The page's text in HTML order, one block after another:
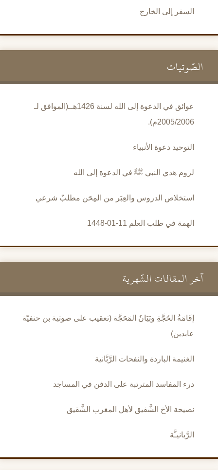
السفر إلى الخارج
الصَّوتيات
عوائق في الدعوة إلى الله لسنة 1426هــ(الموافق لـ
2005/2006م).
التوحيد دعوة الأنبياء
لزوم هدي النبي ﷺ في الدعوة إلى الله
استخلاص الدروس والعِبَر من المِحَن مطلبٌ شرعي
الهمة في طلب العلم 11-01-1448
آخر المقالات الشَّهرية
إقَامَةُ الحُجَّةِ وبَيَانُ المَحَجَّة (تعقيب على صوتية بن حنفيّة
عابدين)
الغنيمة الباردة والنفحات الرَّبَّانية
درء المفاسد المترتبة على الدفن في المساجد
نصيحة الأخ الشَّفيق لأهل المغرب الشَّقيق
الرَّبانيـَّة